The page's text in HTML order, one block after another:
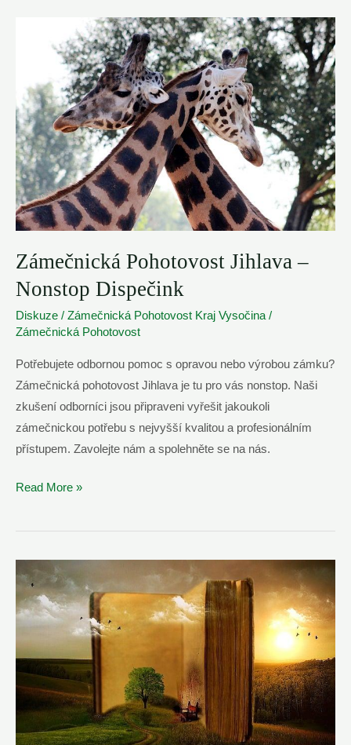
145
237
Zámečnická Pohotovost Jihlava –
Nonstop Dispečink
Diskuze / Zámečnická Pohotovost Kraj Vysočina /
Zámečnická Pohotovost
Potřebujete odbornou pomoc s opravou nebo výrobou zámku?
Zámečnická pohotovost Jihlava je tu pro vás nonstop. Naši
zkušení odborníci jsou připraveni vyřešit jakoukoli
zámečnickou potřebu s nejvyšší kvalitou a profesionálním
přístupem. Zavolejte nám a spolehněte se na nás.
Zámečnická
Jihlava
Nonstop
Dispečink
Read More »